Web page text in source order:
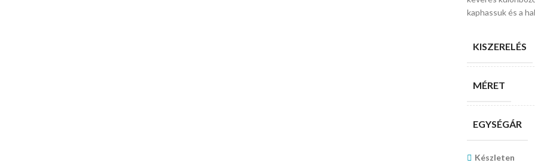
kaphassuk és a
KISZERELÉS
MÉRET
EGYSÉGÁR
Készleten